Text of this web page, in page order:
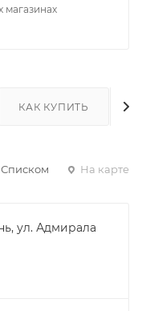
магазинах
КАК КУПИТЬ
Списком На карте
ул. Адмирала